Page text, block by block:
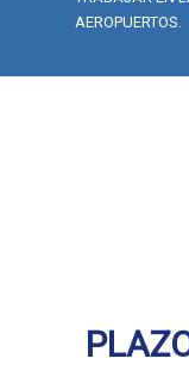
AEROPUERTOS.